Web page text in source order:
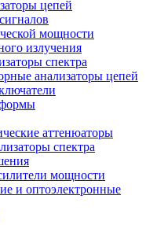
цепей
мощности
излучения
спектра
анализаторы цепей
аттенюаторы
спектра
мощности
и оптоэлектронные